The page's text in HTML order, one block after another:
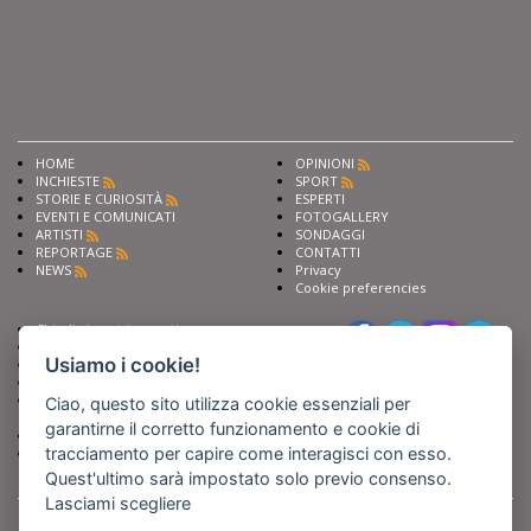
HOME
INCHIESTE
STORIE E CURIOSITÀ
EVENTI E COMUNICATI
ARTISTI
REPORTAGE
NEWS
OPINIONI
SPORT
ESPERTI
FOTOGALLERY
SONDAGGI
CONTATTI
Privacy
Cookie preferencies
Chiedi ai nostri esperti
Fai pubblicità con noi
Iscriviti al nostro corso di
giornalismo
Compra i nostri libri
Entra in Barinedita Map
Usiamo i cookie!
Ciao, questo sito utilizza cookie essenziali per
garantirne il corretto funzionamento e cookie di
tracciamento per capire come interagisci con esso.
Quest'ultimo sarà impostato solo previo consenso.
Lasciami scegliere